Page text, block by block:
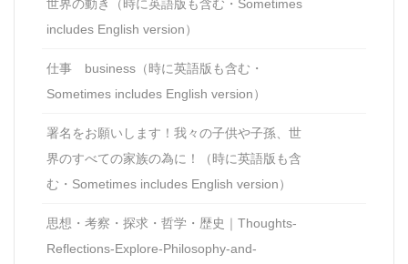
世界の動き（時に英語版も含む・Sometimes
includes English version）
仕事 business（時に英語版も含む・
Sometimes includes English version）
署名をお願いします！我々の子供や子孫、世
界のすべての家族の為に！（時に英語版も含
む・Sometimes includes English version）
思想・考察・探求・哲学・歴史｜Thoughts-
Reflections-Explore-Philosophy-and-